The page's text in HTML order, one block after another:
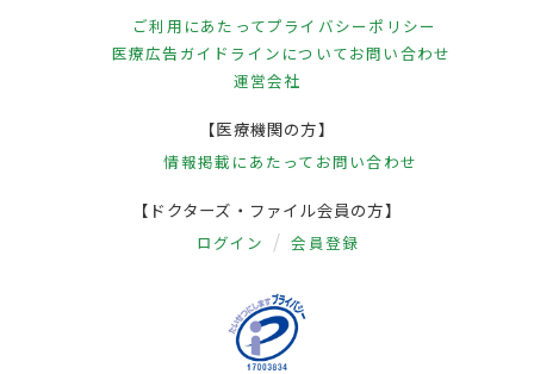
ご利用にあたってプライバシーポリシー
医療広告ガイドラインについてお問い合わせ
運営会社
【医療機関の方】
情報掲載にあたって お問い合わせ
【ドクターズ・ファイル会員の方】
ログイン 会員登録